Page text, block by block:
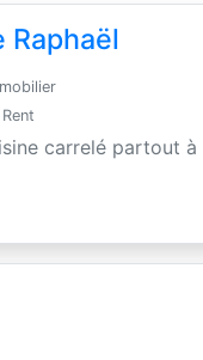
Raphaël
carrelé partout à